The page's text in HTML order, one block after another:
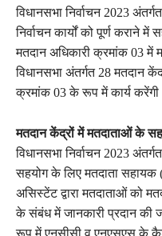
विधानसभा निर्वाचन 2023
निर्वाचन कार्यों को पूर्ण कराने
मतदान अधिकारी क्रमांक 03 में
विधानसभा अंतर्गत 28 मतदान
क्रमांक 03 के रूप में कार्य
मतदान केंद्रों में मतदाताओं के
विधानसभा निर्वाचन 2023
सहयोग के लिए मतदाता सहायक
असिस्टेंट द्वारा मतदाताओं को
के संबंध में जानकारी प्रदान की
रूप में एनसीसी व एनएसएस के